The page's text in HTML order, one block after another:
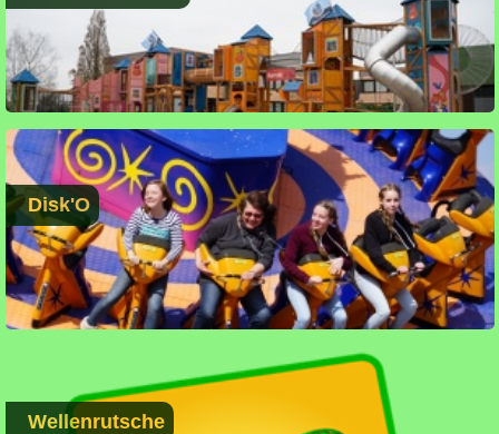
Disk'O
Wellenrutsche